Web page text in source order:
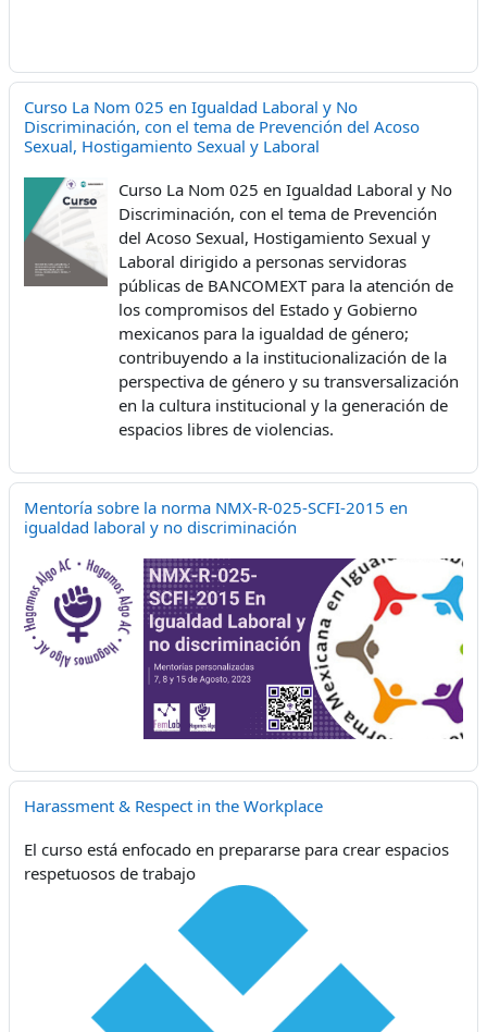
Curso La Nom 025 en Igualdad Laboral y No
Discriminación, con el tema de Prevención del Acoso
Sexual, Hostigamiento Sexual y Laboral
Curso La Nom 025 en Igualdad Laboral y No
Discriminación, con el tema de Prevención
del Acoso Sexual, Hostigamiento Sexual y
Laboral dirigido a personas servidoras
públicas de BANCOMEXT para la atención de
los compromisos del Estado y Gobierno
mexicanos para la igualdad de género;
contribuyendo a la institucionalización de la
perspectiva de género y su transversalización
en la cultura institucional y la generación de
espacios libres de violencias.
Mentoría sobre la norma NMX-R-025-SCFI-2015 en
igualdad laboral y no discriminación
Harassment & Respect in the Workplace
El curso está enfocado en prepararse para crear espacios
respetuosos de trabajo